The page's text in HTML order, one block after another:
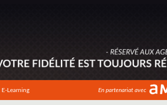
E-Learning En partenariat avec